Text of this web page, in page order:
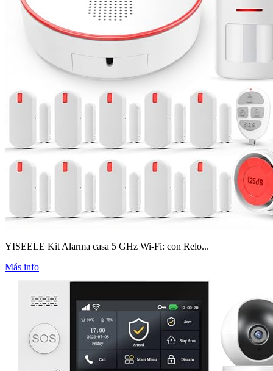
YISEELE Kit Alarma casa 5 GHz Wi-Fi: con Relo...
Más info